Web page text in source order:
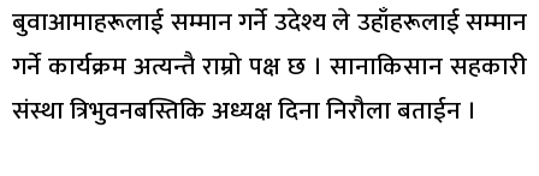
बुवाआमाहरूलाई सम्मान गर्ने उदेश्य ले उहाँहरूलाई सम्मान
गर्ने कार्यक्रम अत्यन्तै राम्रो पक्ष छ । सानाकिसान सहकारी
संस्था त्रिभुवनबस्तिकि अध्यक्ष दिना निरौला बताईन ।